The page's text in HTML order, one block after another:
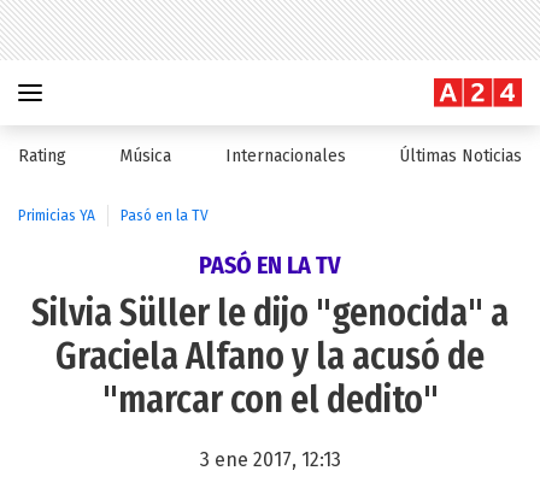
Rating Música Internacionales Últimas Noticias
Primicias YA Pasó en la TV
PASÓ EN LA TV
Silvia Süller le dijo "genocida" a
Graciela Alfano y la acusó de
"marcar con el dedito"
3 ene 2017, 12:13